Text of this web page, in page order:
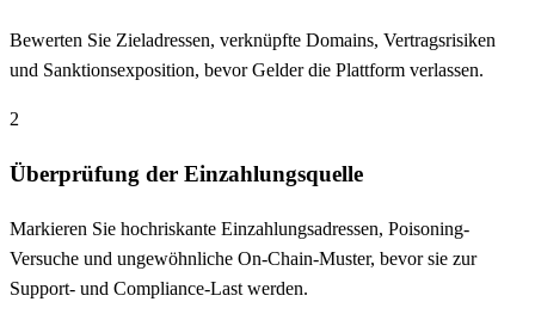
Bewerten Sie Zieladressen, verknüpfte Domains, Vertragsrisiken
und Sanktionsexposition, bevor Gelder die Plattform verlassen.
2
Überprüfung der Einzahlungsquelle
Markieren Sie hochriskante Einzahlungsadressen, Poisoning-
Versuche und ungewöhnliche On-Chain-Muster, bevor sie zur
Support- und Compliance-Last werden.